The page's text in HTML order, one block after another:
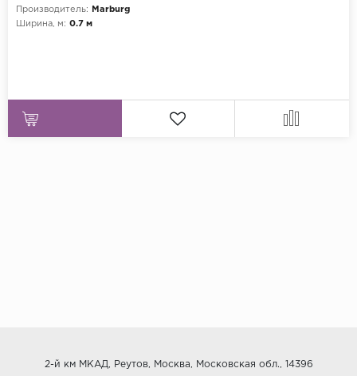
Производитель:
Marburg
Ширина, м: 0.7 м
2-й км МКАД, Реутов, Москва, Московская обл., 14396